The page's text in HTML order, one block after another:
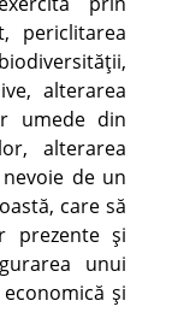
periclitarea
alterarea
umede din
alterarea
de un
care să
prezente și
unui
și